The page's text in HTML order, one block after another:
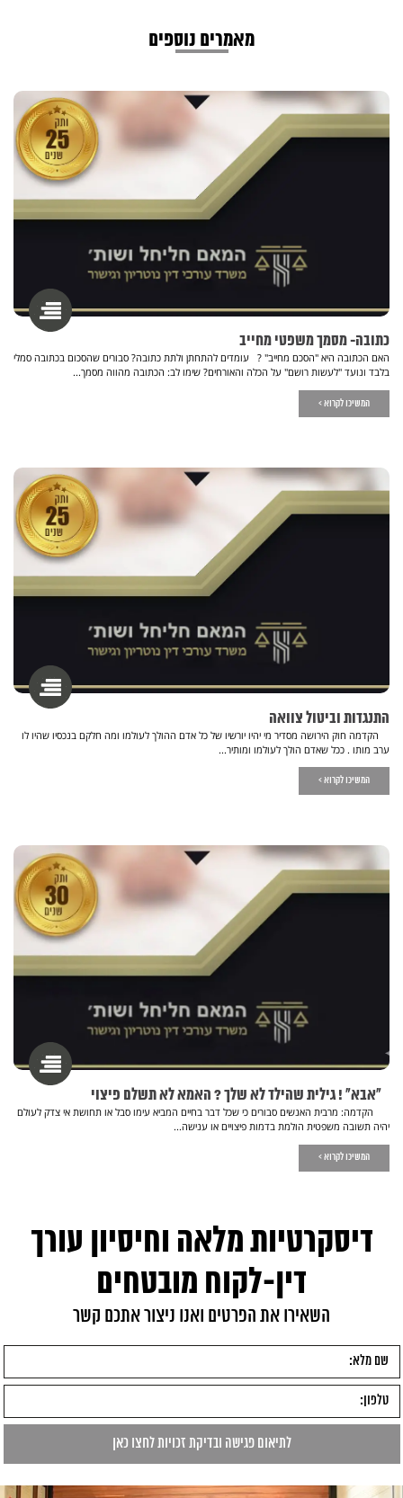
מאמרים נוספים
כתובה- מסמך משפטי מחייב
האם הכתובה היא "הסכם מחייב" ? עומדים להתחתן ולתת כתובה? סבורים שהסכום בכתובה סמלי
בלבד ונועד "לעשות רושם" על הכלה והאורחים? שימו לב: הכתובה מהווה מסמך...
המשיכו לקרוא >
התנגדות וביטול צוואה
הקדמה חוק הירושה מסדיר מי יהיו יורשיו של כל אדם ההולך לעולמו ומה חלקם בנכסיו שהיו לו
ערב מותו . ככל שאדם הולך לעולמו ומותיר...
המשיכו לקרוא >
"אבא" ! גילית שהילד לא שלך ? האמא לא תשלם פיצוי
הקדמה: מרבית האנשים סבורים כי שכל דבר בחיים המביא עימו סבל או תחושת אי צדק לעולם
יהיה תשובה משפטית הולמת בדמות פיצויים או ענישה...
המשיכו לקרוא >
דיסקרטיות מלאה וחיסיון עורך
דין-לקוח מובטחים
השאירו את הפרטים ואנו ניצור אתכם קשר